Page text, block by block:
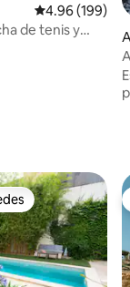
Calificación
4.96 (199)
de tenis y
preferido